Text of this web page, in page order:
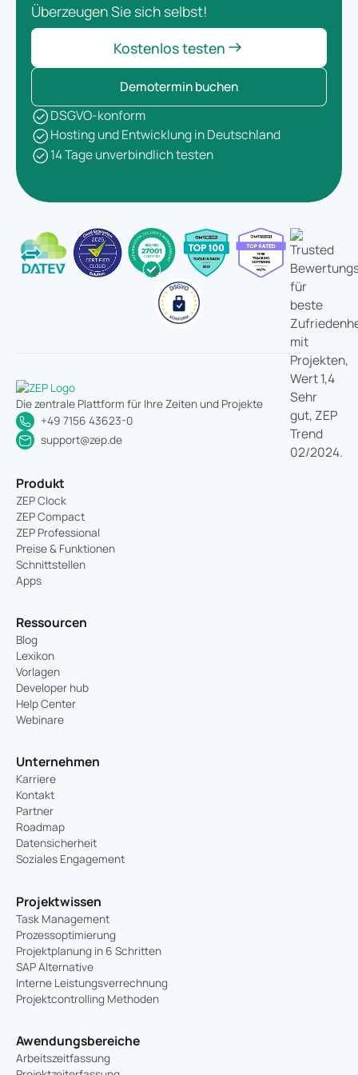
Überzeugen Sie sich selbst!
Kostenlos testen
Demotermin buchen
DSGVO-konform
Hosting und Entwicklung in Deutschland
14 Tage unverbindlich testen
Die zentrale Plattform für Ihre Zeiten und Projekte
+49 7156 43623-0
support@zep.de
Produkt
ZEP Clock
ZEP Compact
ZEP Professional
Preise & Funktionen
Schnittstellen
Apps
Ressourcen
Blog
Lexikon
Vorlagen
Developer hub
Help Center
Webinare
Unternehmen
Karriere
Kontakt
Partner
Roadmap
Datensicherheit
Soziales Engagement
Projektwissen
Task Management
Prozessoptimierung
Projektplanung in 6 Schritten
SAP Alternative
Interne Leistungsverrechnung
Projektcontrolling Methoden
Awendungsbereiche
Arbeitszeitfassung